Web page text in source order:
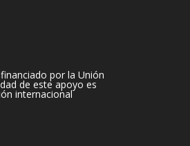
por la Unión
de este apoyo es
internacional